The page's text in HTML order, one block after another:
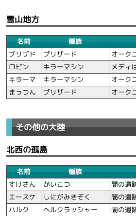
雪山地方
名前 種族
ブリザド
ブリザード
オーク
ロビン
キラーマシン
メディ
キラーマ
キラーマシン
オーク
まっつん
ブリザード オーク
その他の大陸
北西の孤島
名前 種族
すけさん
がいこつ
闇の遺
エースケ
しにがみきぞく 闇の遺
ハルク
ヘルクラッシャー 闇の遺